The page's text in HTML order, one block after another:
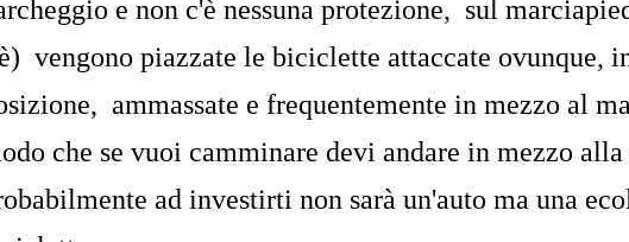
e non c'è nessuna protezione, sul
vengono piazzate le biciclette attaccate ovunque,
ammassate e frequentemente in mezzo al
che se vuoi camminare devi andare in mezzo alla
ad investirti non sarà un'auto ma una